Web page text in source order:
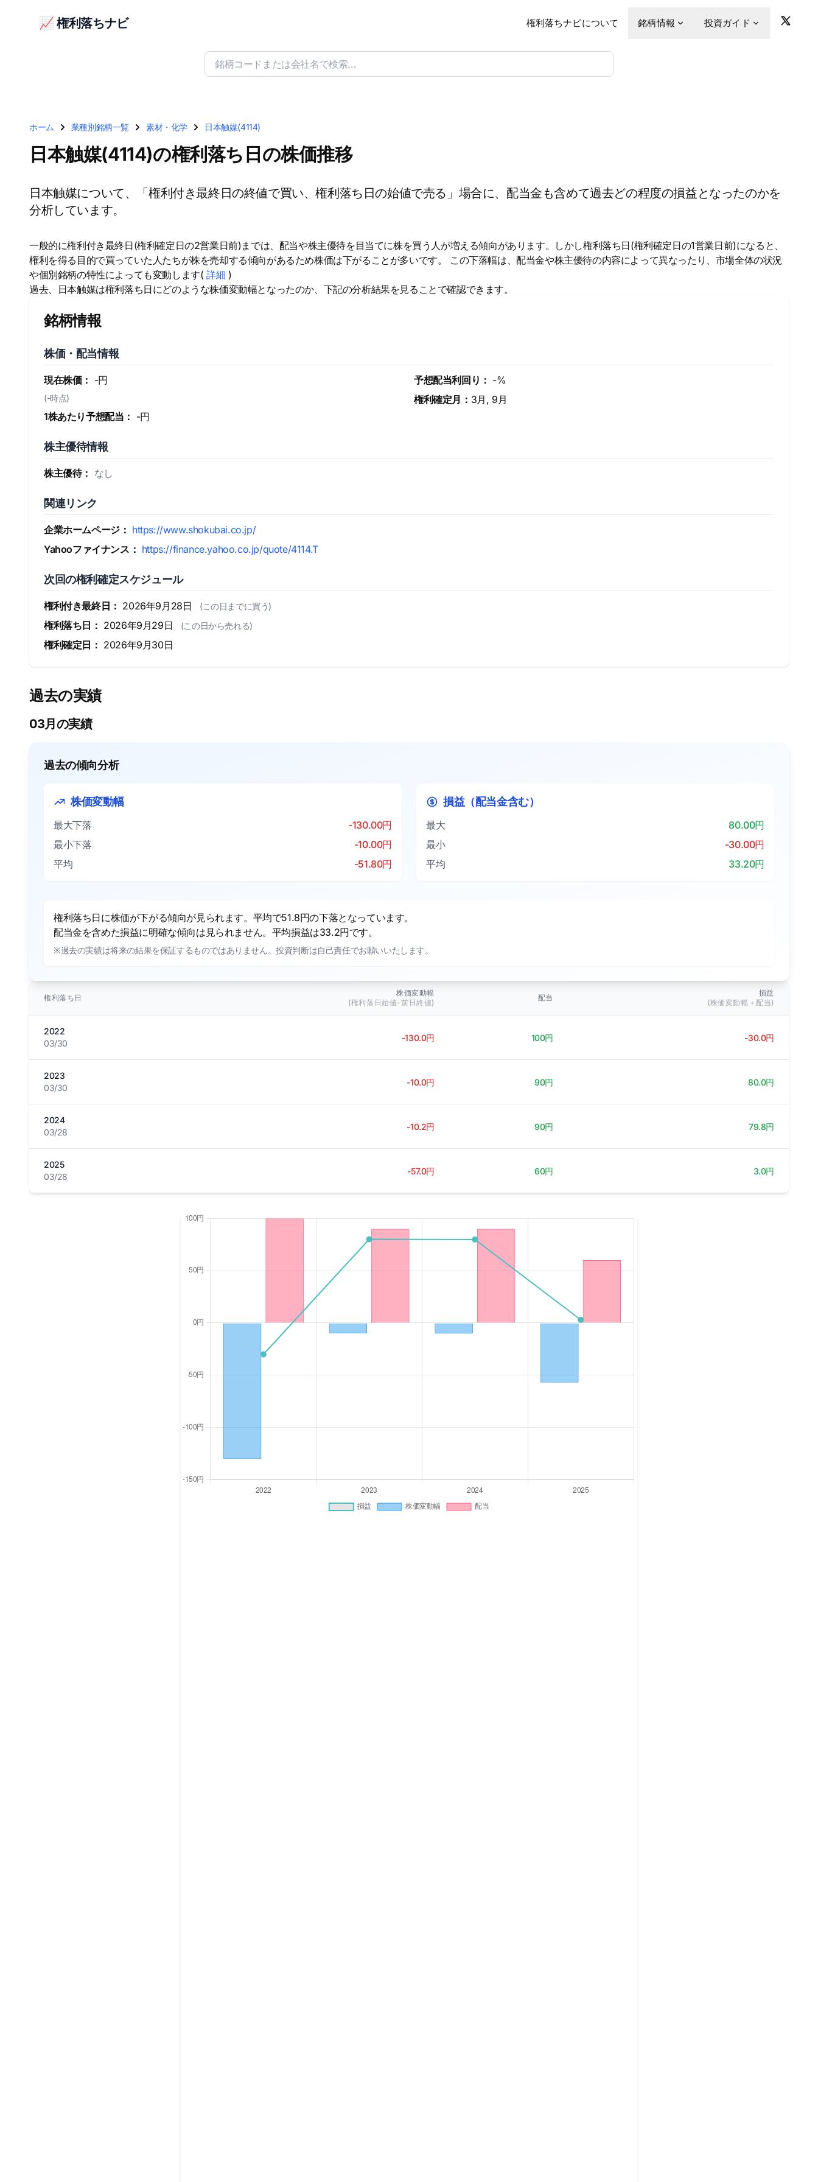
📈 権利落ちナビ 権利落ちナビについて 銘柄情報 投資ガイド
ホーム 業種別銘柄一覧 素材・化学 日本触媒(4114)
日本触媒(4114)の権利落ち日の株価推移
日本触媒について、「権利付き最終日の終値で買い、権利落ち日の始値で売る」場合に、配当金も含めて過去どの程度の損益となったのかを
分析しています。
一般的に権利付き最終日(権利確定日の2営業日前)までは、配当や株主優待を目当てに株を買う人が増える傾向があります。しかし権利落ち日(権利確定日の1営業日前)になると、
権利を得る目的で買っていた人たちが株を売却する傾向があるため株価は下がることが多いです。 この下落幅は、配当金や株主優待の内容によって異なったり、市場全体の状況
や個別銘柄の特性によっても変動します( 詳細 )
過去、日本触媒は権利落ち日にどのような株価変動幅となったのか、下記の分析結果を見ることで確認できます。
銘柄情報
株価・配当情報
現在株価： -円
(-時点)
1株あたり予想配当： -円
予想配当利回り： -%
権利確定月： 3月, 9月
株主優待情報
株主優待： なし
関連リンク
企業ホームページ： https://www.shokubai.co.jp/
Yahooファイナンス： https://finance.yahoo.co.jp/quote/4114.T
次回の権利確定スケジュール
権利付き最終日： 2026年9月28日 (この日までに買う)
権利落ち日： 2026年9月29日 (この日から売れる)
権利確定日： 2026年9月30日
過去の実績
03月の実績
過去の傾向分析
株価変動幅
最大下落
-130.00円
最小下落
-10.00円
平均
-51.80円
損益（配当金含む）
最大
80.00円
最小
-30.00円
平均
33.20円
権利落ち日に株価が下がる傾向が見られます。平均で51.8円の下落となっています。
配当金を含めた損益に明確な傾向は見られません。平均損益は33.2円です。
※過去の実績は将来の結果を保証するものではありません。投資判断は自己責任でお願いいたします。
権利落ち日
株価変動幅
(権利落日始値-前日終値)
配当
損益
(株価変動幅＋配当)
2022
03/30
-130.0円 100円 -30.0円
2023
03/30
-10.0円 90円 80.0円
2024
03/28
-10.2円 90円 79.8円
2025
03/28
-57.0円 60円 3.0円